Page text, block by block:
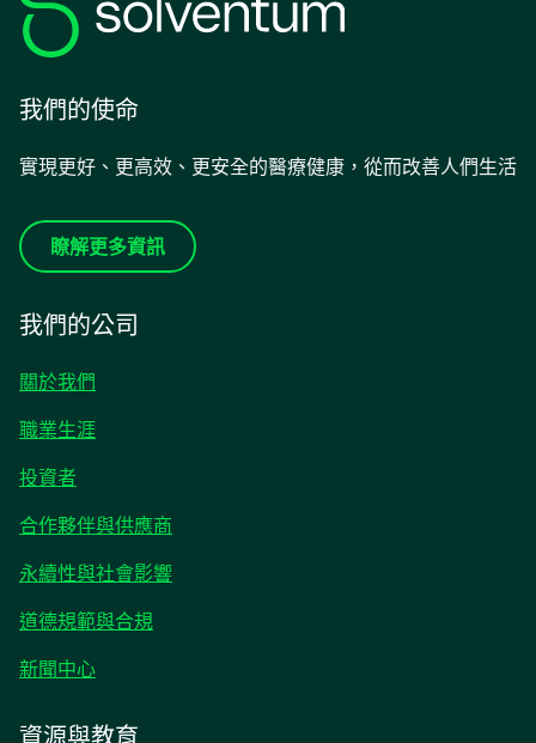
我們的使命
實現更好、更高效、更安全的醫療健康，從而改善人們生活
瞭解更多資訊
我們的公司
關於我們
職業生涯
投資者在
標
籤
開
合作夥伴與供應商
永續性與社會影響
道德規範與合規
新聞中心在
標
資源與教育